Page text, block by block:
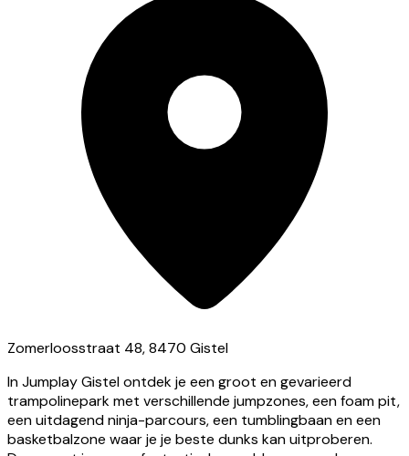
Zomerloosstraat 48, 8470 Gistel
In Jumplay Gistel ontdek je een groot en gevarieerd
trampolinepark met verschillende jumpzones, een foam pit,
een uitdagend ninja-parcours, een tumblingbaan en een
basketbalzone waar je je beste dunks kan uitproberen.